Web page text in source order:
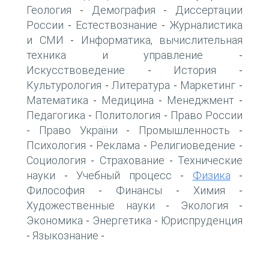
Геология - Демография -
Диссертации
России - Естествознание - Журналистика
и СМИ -
Информатика, вычислительная
техника и управление -
Искусствоведение - История -
Культурология - Литература - Маркетинг -
Математика - Медицина - Менеджмент -
Педагогика - Политология - Право России
- Право України - Промышленность -
Психология - Реклама - Религиоведение -
Социология - Страхование - Технические
науки - Учебный процесс - Физика -
Философия - Финансы - Химия -
Художественные науки - Экология -
Экономика - Энергетика - Юриспруденция
- Языкознание -